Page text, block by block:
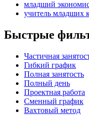
младший
учитель младших
Быстрые
Частичная
Гибкий график
Полная занятость
Полный день
Проектная работа
Сменный график
Вахтовый метод